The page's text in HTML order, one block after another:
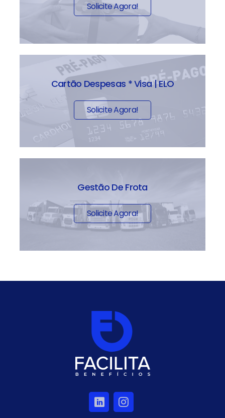
Solicite Agora!
Cartão Despesas * Visa | ELO
Solicite Agora!
Gestão De Frota
Solicite Agora!